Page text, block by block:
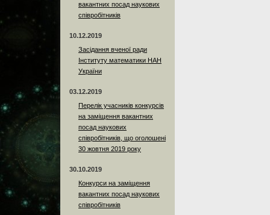
вакантних посад наукових
співробітників
10.12.2019
Засідання вченої ради
Інституту математики НАН
України
03.12.2019
Перелік учасників конкурсів
на заміщення вакантних
посад наукових
співробітників, що оголошені
30 жовтня 2019 року
30.10.2019
Конкурси на заміщення
вакантних посад наукових
співробітників